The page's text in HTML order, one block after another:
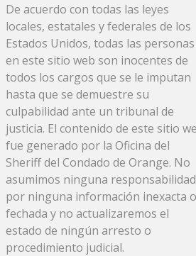
De acuerdo con todas las leyes
locales, estatales y federales de los
Estados Unidos, todas las personas
en este sitio web son inocentes de
todos los cargos que se le imputan
hasta que se demuestre su
culpabilidad ante un tribunal de
justicia. El contenido de este sitio
fue generado por la Oficina del
Sheriff del Condado de Orange. No
asumimos ninguna responsabilidad
por ninguna información inexacta o
fechada y no actualizaremos el
estado de ningún arresto o
procedimiento judicial.